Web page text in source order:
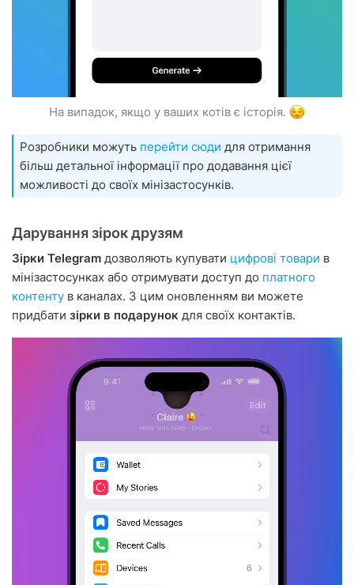
На випадок, якщо у ваших котів є історія.
Розробники можуть перейти сюди для отримання
більш детальної інформації про додавання цієї
можливості до своїх мінізастосунків.
Дарування зірок друзям
Зірки Telegram дозволяють купувати цифрові товари в
мінізастосунках або отримувати доступ до платного
контенту в каналах. З цим оновленням ви можете
придбати зірки в подарунок для своїх контактів.